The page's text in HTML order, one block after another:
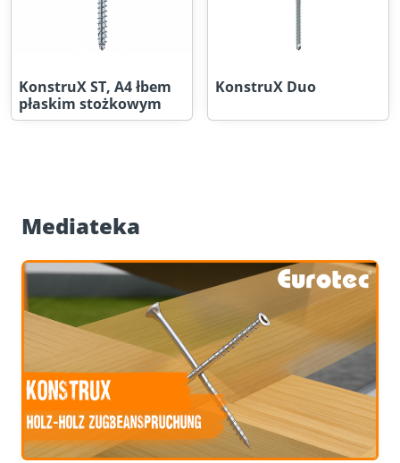
KonstruX ST, A4 łbem
płaskim stożkowym
KonstruX Duo
Mediateka